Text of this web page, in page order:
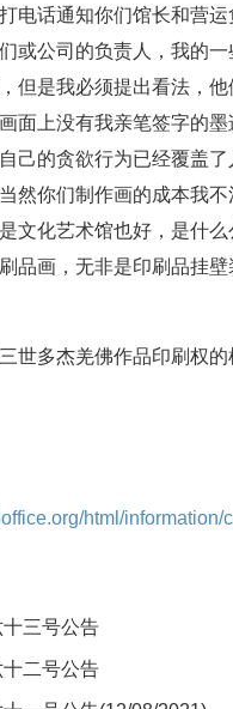
电话通知你们馆长和营
或公司的负责人，我的
但是我必须提出看法，
面上没有我亲笔签字的
己的贪欲行为已经覆盖
然你们制作画的成本我
文化艺术馆也好，是什
品画，无非是印刷品挂
世多杰羌佛作品印刷权
html/
三号公告
二号公告